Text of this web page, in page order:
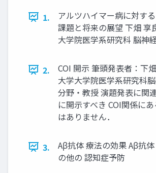
1.
アルツハイマー病に対す
課題と将来の展望 下畑 享
大学院医学系研究科 脳神
2.
COI 開示 筆頭発表者：下
大学大学院医学系研究科
分野・教授 演題発表に関
に開示すべき COI関係に
はありません．
3.
Aβ抗体 療法の効果 Aβ抗
の他の 認知症予防